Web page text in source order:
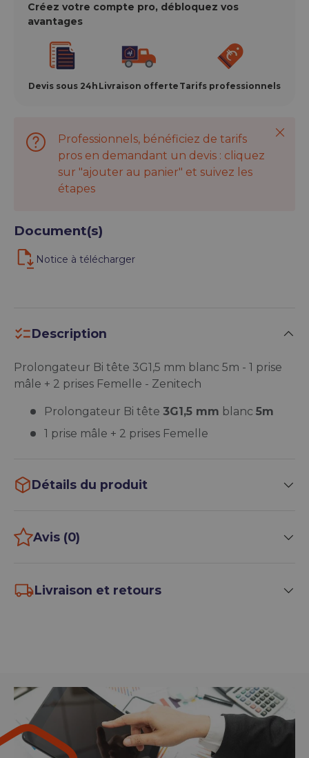
Créez votre compte pro, débloquez vos
avantages
Devis sous 24h Livraison offerte Tarifs professionnels
Professionnels, bénéficiez de tarifs
pros en demandant un devis : cliquez
sur "ajouter au panier" et suivez les
étapes
Document(s)
Notice à télécharger
Description
Prolongateur Bi tête 3G1,5 mm blanc 5m - 1 prise
mâle + 2 prises Femelle - Zenitech
Prolongateur Bi tête 3G1,5 mm blanc 5m
1 prise mâle + 2 prises Femelle
Détails du produit
Avis (0)
Livraison et retours